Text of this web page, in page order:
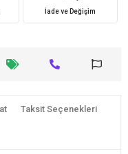
İade ve Değişim
Taksit Seçenekleri